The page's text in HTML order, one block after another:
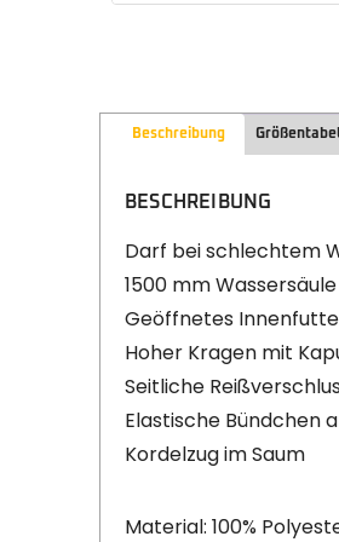
Beschreibung
BESCHREIBUNG
Darf bei schlechtem
1500 mm Wassersäule
Geöffnetes
Hoher Kragen mit
Seitliche
Elastische Bündchen
Kordelzug im Saum
Material: 100%